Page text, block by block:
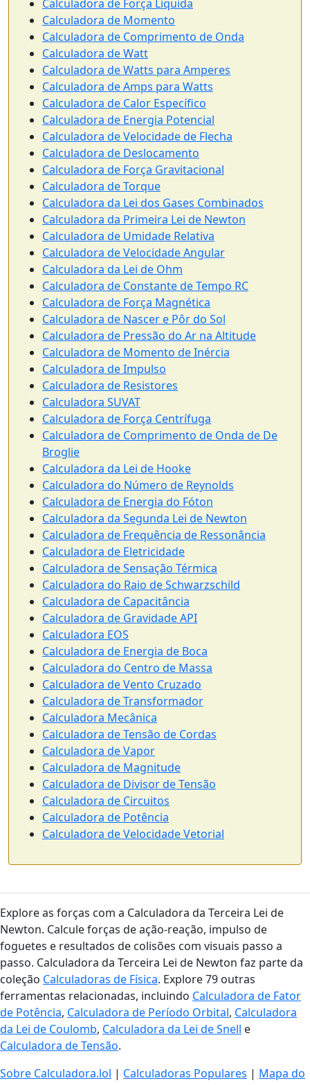
Calculadora de Força Líquida
Calculadora de Momento
Calculadora de Comprimento de Onda
Calculadora de Watt
Calculadora de Watts para Amperes
Calculadora de Amps para Watts
Calculadora de Calor Específico
Calculadora de Energia Potencial
Calculadora de Velocidade de Flecha
Calculadora de Deslocamento
Calculadora de Força Gravitacional
Calculadora de Torque
Calculadora da Lei dos Gases Combinados
Calculadora da Primeira Lei de Newton
Calculadora de Umidade Relativa
Calculadora de Velocidade Angular
Calculadora da Lei de Ohm
Calculadora de Constante de Tempo RC
Calculadora de Força Magnética
Calculadora de Nascer e Pôr do Sol
Calculadora de Pressão do Ar na Altitude
Calculadora de Momento de Inércia
Calculadora de Impulso
Calculadora de Resistores
Calculadora SUVAT
Calculadora de Força Centrífuga
Calculadora de Comprimento de Onda de De
Broglie
Calculadora da Lei de Hooke
Calculadora do Número de Reynolds
Calculadora de Energia do Fóton
Calculadora da Segunda Lei de Newton
Calculadora de Frequência de Ressonância
Calculadora de Eletricidade
Calculadora de Sensação Térmica
Calculadora do Raio de Schwarzschild
Calculadora de Capacitância
Calculadora de Gravidade API
Calculadora EOS
Calculadora de Energia de Boca
Calculadora do Centro de Massa
Calculadora de Vento Cruzado
Calculadora de Transformador
Calculadora Mecânica
Calculadora de Tensão de Cordas
Calculadora de Vapor
Calculadora de Magnitude
Calculadora de Divisor de Tensão
Calculadora de Circuitos
Calculadora de Potência
Calculadora de Velocidade Vetorial
Explore as forças com a Calculadora da Terceira Lei de
Newton. Calcule forças de ação-reação, impulso de
foguetes e resultados de colisões com visuais passo a
passo. Calculadora da Terceira Lei de Newton faz parte da
coleção Calculadoras de Física. Explore 79 outras
ferramentas relacionadas, incluindo Calculadora de Fator
de Potência, Calculadora de Período Orbital, Calculadora
da Lei de Coulomb, Calculadora da Lei de Snell e
Calculadora de Tensão.
Sobre Calculadora.lol | Calculadoras Populares | Mapa do